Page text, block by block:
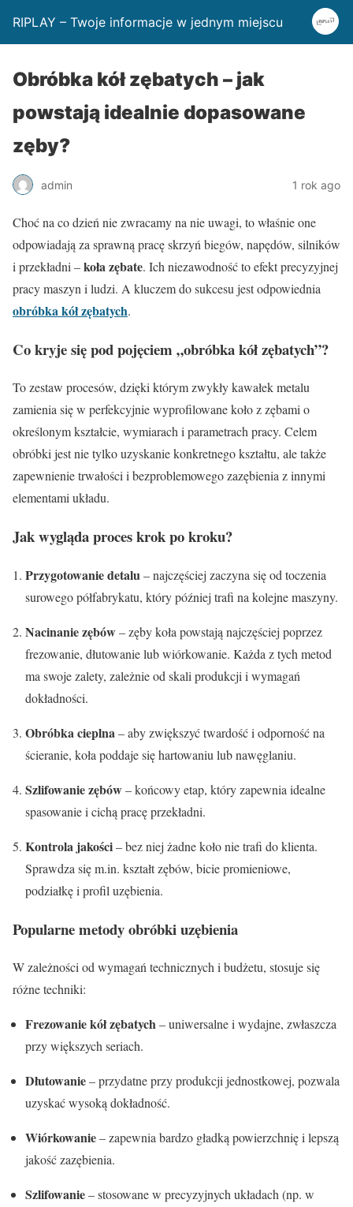
RIPLAY – Twoje informacje w jednym miejscu
Obróbka kół zębatych – jak
powstają idealnie dopasowane
zęby?
admin 1 rok ago
Choć na co dzień nie zwracamy na nie uwagi, to właśnie one
odpowiadają za sprawną pracę skrzyń biegów, napędów, silników
i przekładni –koła zębate. Ich niezawodność to efekt precyzyjnej
pracy maszyn i ludzi. A kluczem do sukcesu jest odpowiednia
obróbka kół zębatych.
Co kryje się pod pojęciem „obróbka kół zębatych”?
To zestaw procesów, dzięki którym zwykły kawałek metalu
zamienia się w perfekcyjnie wyprofilowane koło z zębami o
określonym kształcie, wymiarach i parametrach pracy. Celem
obróbki jest nie tylko uzyskanie konkretnego kształtu, ale także
zapewnienie trwałości i bezproblemowego zazębienia z innymi
elementami układu.
Jak wygląda proces krok po kroku?
Przygotowanie detalu– najczęściej zaczyna się od toczenia
surowego półfabrykatu, który później trafi na kolejne maszyny.
Nacinanie zębów– zęby koła powstają najczęściej poprzez
frezowanie, dłutowanie lub wiórkowanie. Każda z tych metod
ma swoje zalety, zależnie od skali produkcji i wymagań
dokładności.
Obróbka cieplna– aby zwiększyć twardość i odporność na
ścieranie, koła poddaje się hartowaniu lub nawęglaniu.
Szlifowanie zębów– końcowy etap, który zapewnia idealne
spasowanie i cichą pracę przekładni.
Kontrola jakości– bez niej żadne koło nie trafi do klienta.
Sprawdza się m.in. kształt zębów, bicie promieniowe,
podziałkę i profil uzębienia.
Popularne metody obróbki uzębienia
W zależności od wymagań technicznych i budżetu, stosuje się
różne techniki:
Frezowanie kół zębatych– uniwersalne i wydajne, zwłaszcza
przy większych seriach.
Dłutowanie– przydatne przy produkcji jednostkowej, pozwala
uzyskać wysoką dokładność.
Wiórkowanie– zapewnia bardzo gładką powierzchnię i lepszą
jakość zazębienia.
Szlifowanie– stosowane w precyzyjnych układach (np. w